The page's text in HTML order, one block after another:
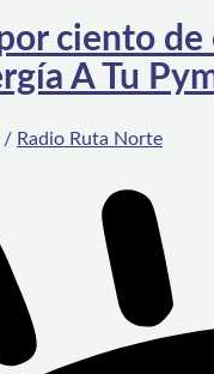
ciento
A Tu
/ Radio Ruta Norte